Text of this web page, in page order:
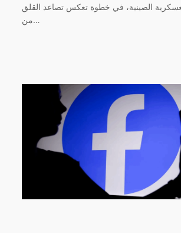
الصينية، في خطوة تعكس تصاعد القلق
من…